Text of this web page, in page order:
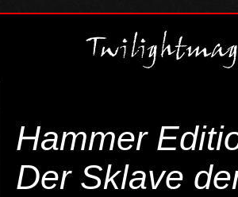
Hammer
Der Sklave